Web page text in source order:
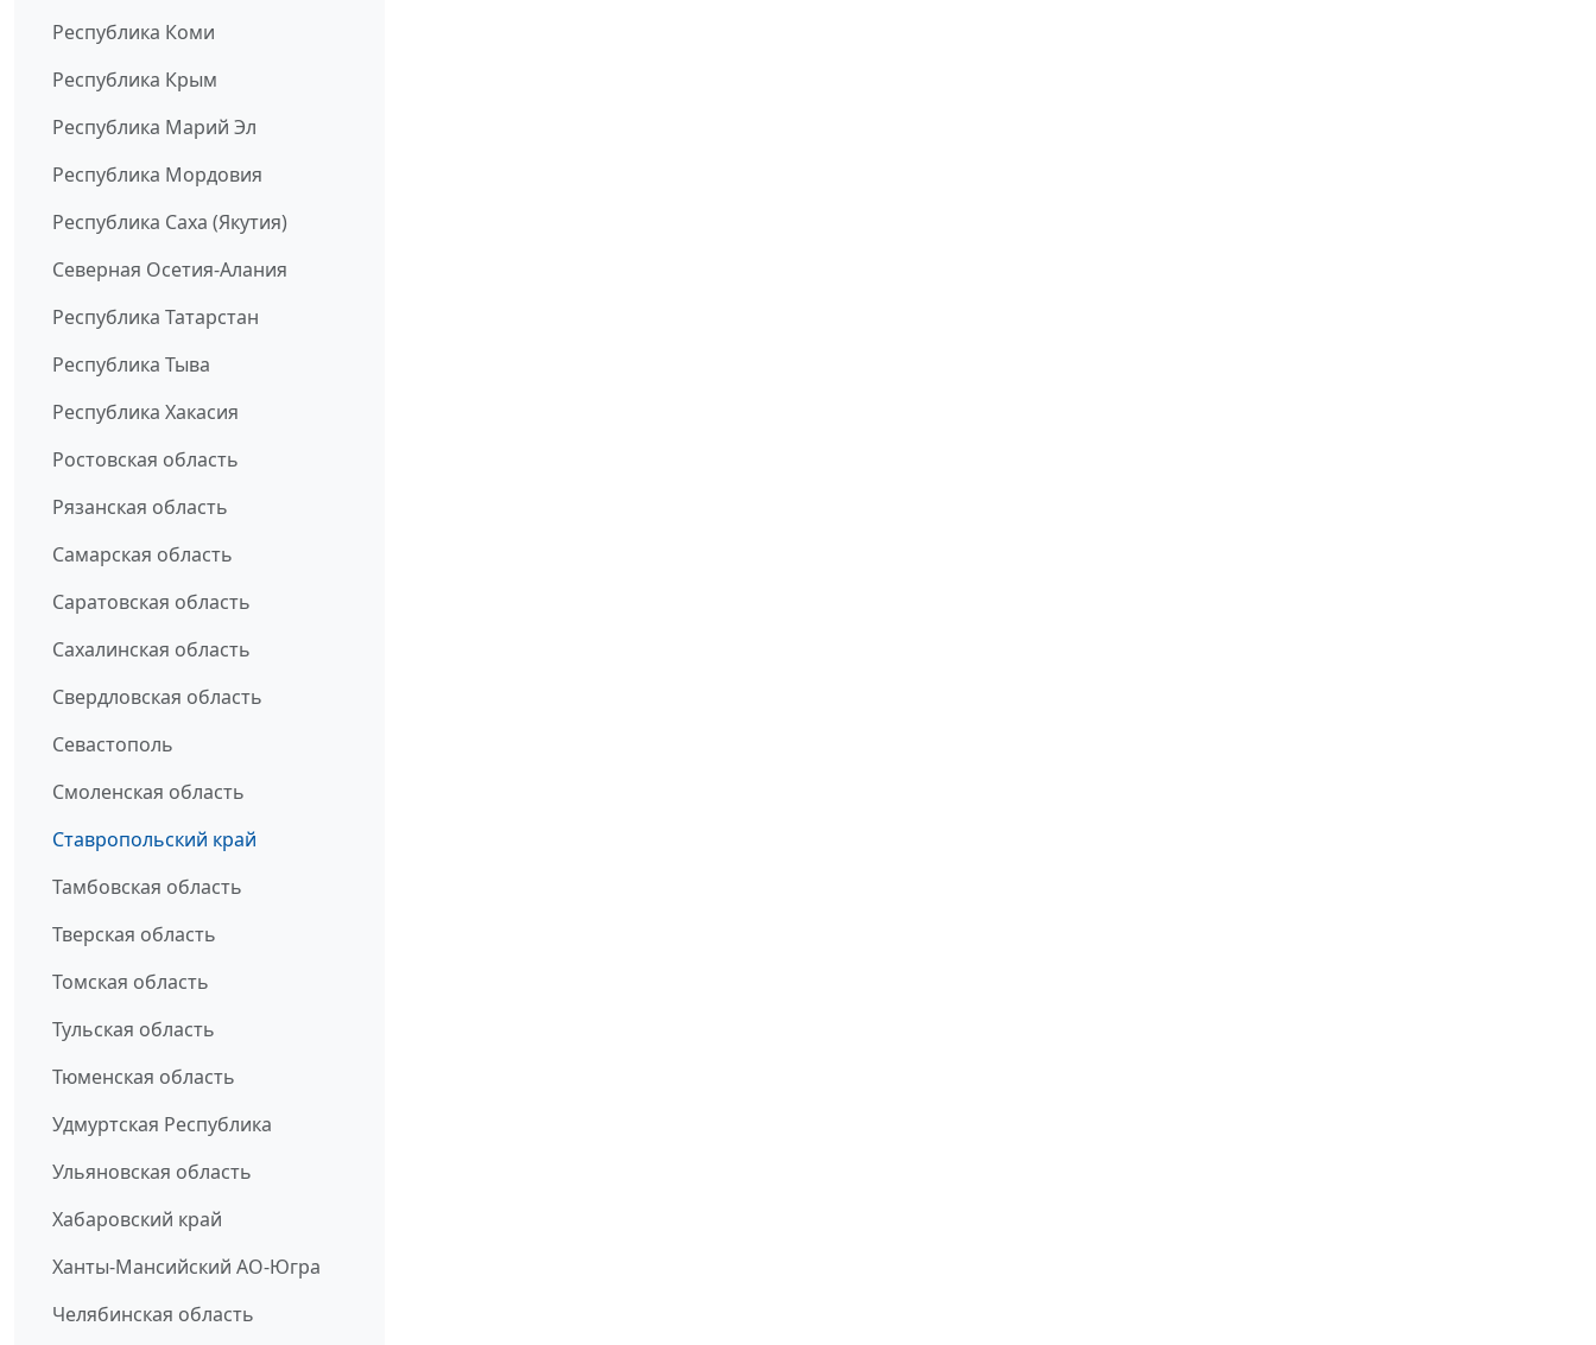
Республика Коми
Республика Крым
Республика Марий Эл
Республика Мордовия
Республика Саха (Якутия)
Северная Осетия-Алания
Республика Татарстан
Республика Тыва
Республика Хакасия
Ростовская область
Рязанская область
Самарская область
Саратовская область
Сахалинская область
Свердловская область
Севастополь
Смоленская область
Ставропольский край
Тамбовская область
Тверская область
Томская область
Тульская область
Тюменская область
Удмуртская Республика
Ульяновская область
Хабаровский край
Ханты-Мансийский АО-Югра
Челябинская область